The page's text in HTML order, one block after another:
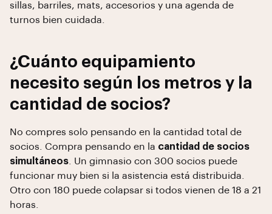
sillas, barriles, mats, accesorios y una agenda de
turnos bien cuidada.
¿Cuánto equipamiento
necesito según los metros y la
cantidad de socios?
No compres solo pensando en la cantidad total de
socios. Compra pensando en la cantidad de socios
simultáneos . Un gimnasio con 300 socios puede
funcionar muy bien si la asistencia está distribuida.
Otro con 180 puede colapsar si todos vienen de 18 a 21
horas.